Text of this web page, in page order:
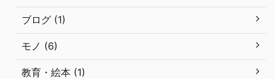
ブログ (1)
モノ (6)
教育・絵本 (1)